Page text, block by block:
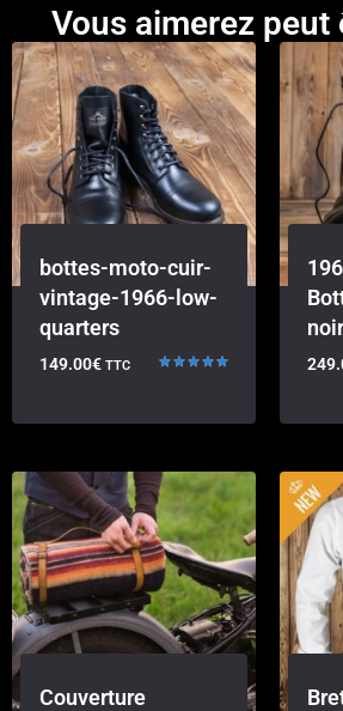
Vous aimerez peut
bottes-moto-cuir-
vintage-1966-low-
quarters
149.00€ TTC
noir
Couverture